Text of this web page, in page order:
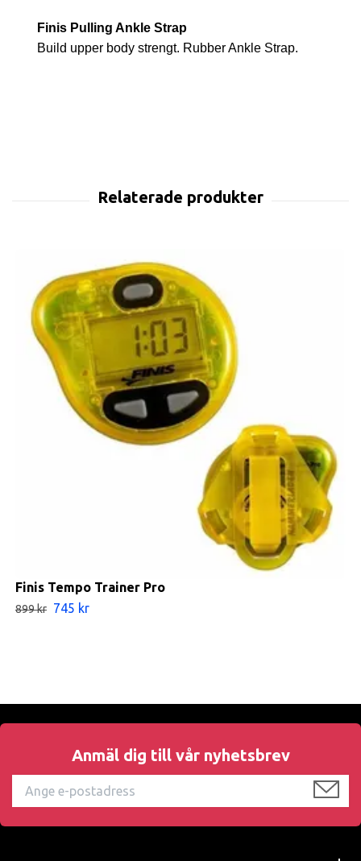
Finis Pulling Ankle Strap
Build upper body strengt. Rubber Ankle Strap.
Finis Tempo Trainer Pro
899 kr 745 kr
Anmäl dig till vår nyhetsbrev